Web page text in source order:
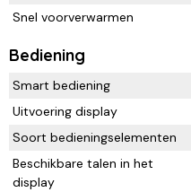
Snel voorverwarmen
Bediening
Smart bediening
Uitvoering display
Soort bedieningselementen
Beschikbare talen in het
display